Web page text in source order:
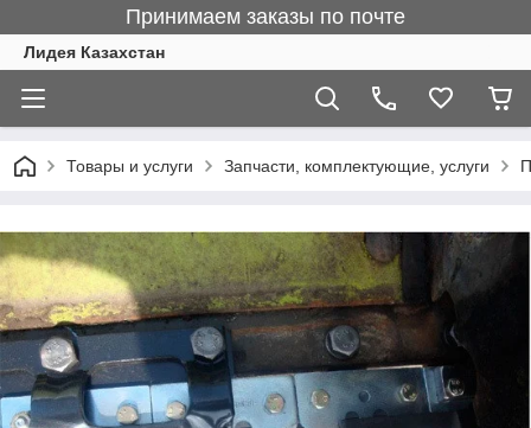
Принимаем заказы по почте
Лидея Казахстан
Товары и услуги Запчасти, комплектующие, услуги